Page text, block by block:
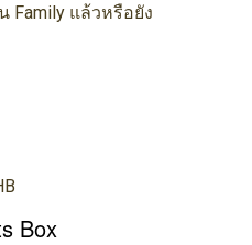
Family แล้วหรือยัง
Box